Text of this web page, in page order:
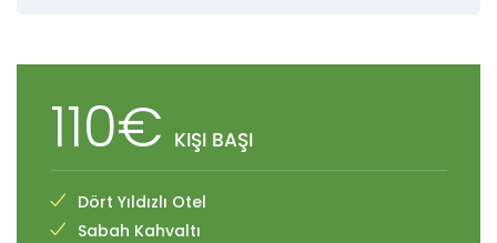
110€ KIŞI BAŞI
Dört Yıldızlı Otel
Sabah Kahvaltı